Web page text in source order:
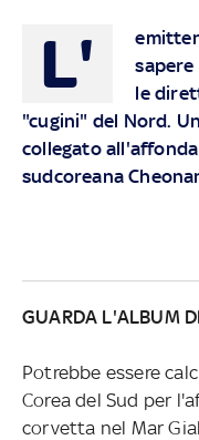
L'
le
"cugini" del Nord.
collegato
sudcoreana
GUARDA L'ALBUM
Potrebbe essere
Corea del Sud per
corvetta nel Mar